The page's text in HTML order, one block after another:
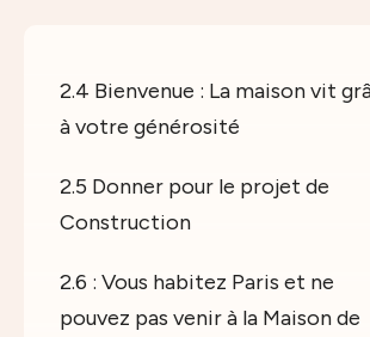
2.4 Bienvenue : La maison vit
à votre générosité
2.5 Donner pour le projet de
Construction
2.6 : Vous habitez Paris et ne
pouvez pas venir à la Maison de